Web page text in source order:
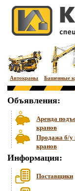
Автокраны Башенные
Объявления:
Аренда
кранов
Продажа б/у
кранов
Информация:
Поставщики